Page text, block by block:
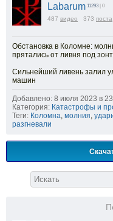
Labarum 11293 | 0
487 видео 373 поста
Обстановка в Коломне:
прятались от ливня под
Сильнейший ливень залил
машин
Добавлено: 8 июля 2023 в
Категория: Катастрофы и
Теги: Коломна молния
разгневали